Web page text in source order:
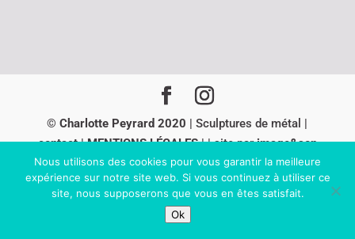
© Charlotte Peyrard 2020 | Sculptures de métal |
contact|MENTIONS LÉGALES| | site parimage&son
-sioo studio
Nous utilisons des cookies pour vous garantir la meilleure
expérience sur notre site web. Si vous continuez à utiliser ce
site, nous supposerons que vous en êtes satisfait.
Ok